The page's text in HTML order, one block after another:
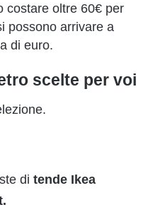
costare oltre 60€ per
possono arrivare a
di euro.
scelte per voi
di tende Ikea